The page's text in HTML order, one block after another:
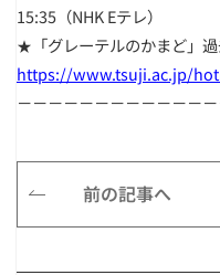
15:35（NHK Eテレ）
★「グレーテルのかまど」
https://www.tsuji.ac.jp/
－－－－－－－－－－－－
前の記事へ